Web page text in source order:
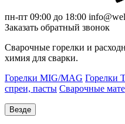
пн-пт 09:00 до 18:00
Заказать обратный звонок
Сварочные горелки и
химия для сварки.
Горелки MIG/MAG Горелки
спреи, пасты Сварочные
Везде